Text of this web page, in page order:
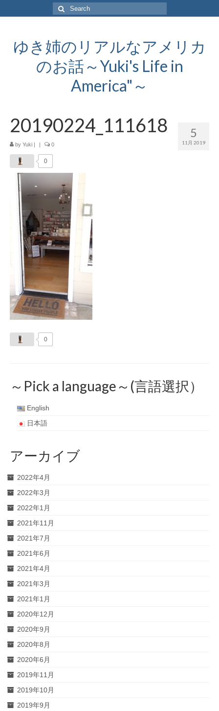
Search
for:
ゆき姉のリアルなアメリカ
のお話～Yuki's Life in
America"～
5
11月 2019
20190224_111618
by Yuki | | 0
0
0
～Pick a language～(言語選択）
English
日本語
アーカイブ
2022年4月
2022年3月
2022年1月
2021年11月
2021年7月
2021年6月
2021年4月
2021年3月
2021年1月
2020年12月
2020年9月
2020年8月
2020年6月
2019年11月
2019年10月
2019年9月